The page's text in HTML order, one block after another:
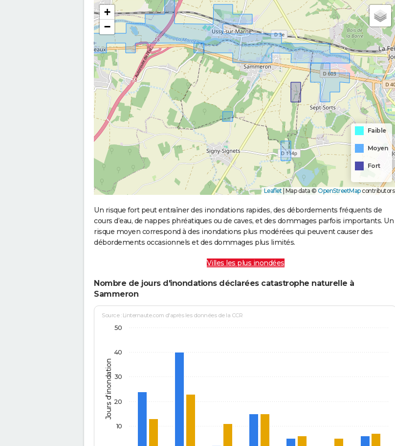
+
−
Faible
Moyen
Fort
Leaflet | Map data © OpenStreetMapcontributors
Un risque fort peut entraîner des inondations rapides, des débordements fréquents de
cours d’eau, de nappes phréatiques ou de caves, et des dommages parfois importants. Un
risque moyen correspond à des inondations plus modérées qui peuvent causer des
débordements occasionnels et des dommages plus limités.
Villes les plus inondées
Nombre de jours d'inondations déclarées catastrophe naturelle à
Sammeron
Jours d'inondation
Source : Linternaute.com d'après les données de la CCR
10
20
30
40
50